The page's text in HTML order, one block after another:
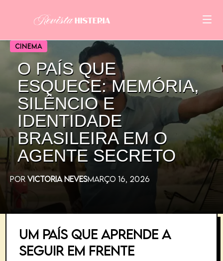
CINEMA
O PAÍS QUE
ESQUECE: MEMÓRIA,
SILÊNCIO E
IDENTIDADE
BRASILEIRA EM O
AGENTE SECRETO
POR VICTORIA NEVESMARÇO 16, 2026
Um país que aprende a
seguir em frente